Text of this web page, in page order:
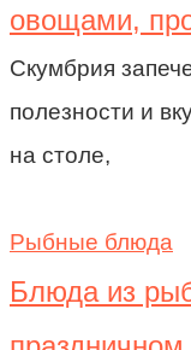
овощами,
Скумбрия
полезности и
на столе,
Рыбные блюда
Блюда из